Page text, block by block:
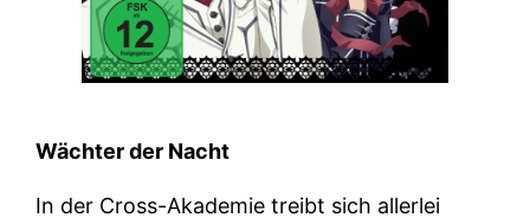
Wächter der Nacht
In der Cross-Akademie treibt sich allerlei